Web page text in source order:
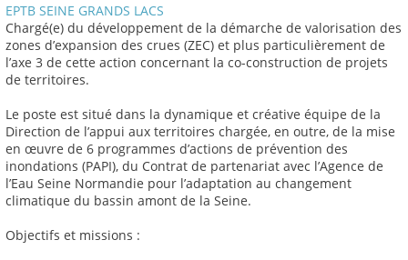
EPTB SEINE GRANDS LACS
Chargé(e) du développement de la démarche de valorisation des
zones d’expansion des crues (ZEC) et plus particulièrement de
l’axe 3 de cette action concernant la co-construction de projets
de territoires.
Le poste est situé dans la dynamique et créative équipe de la
Direction de l’appui aux territoires chargée, en outre, de la mise
en œuvre de 6 programmes d’actions de prévention des
inondations (PAPI), du Contrat de partenariat avec l’Agence de
l’Eau Seine Normandie pour l’adaptation au changement
climatique du bassin amont de la Seine.
Objectifs et missions :